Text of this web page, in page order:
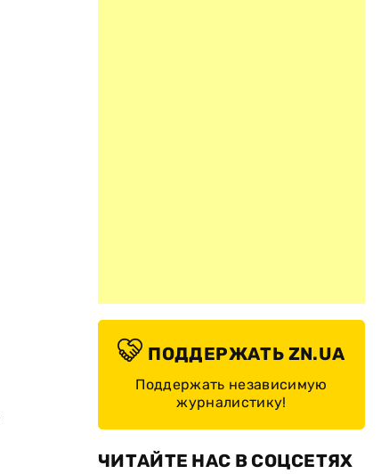
ПОДДЕРЖАТЬ ZN.UA
Поддержать независимую
журналистику!
ЧИТАЙТЕ НАС В СОЦСЕТЯХ